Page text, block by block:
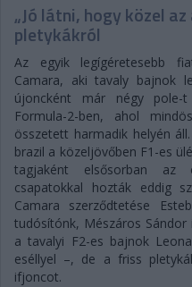
„Jó látni, hogy közel
pletykákról
Az egyik legígéretesebb
Camara, aki tavaly bajnok
újoncként már négy
Formula-2-ben, ahol
összetett harmadik helyén
brazil a közeljövőben F1-es
tagjaként elsősorban az
csapatokkal hozták eddig
Camara szerződtetése
tudósítónk, Mészáros
a tavalyi F2-es bajnok
eséllyel –, de a friss
ifjoncot.